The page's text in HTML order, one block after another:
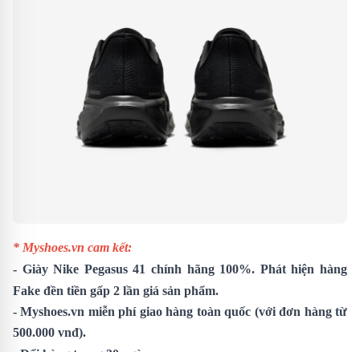
* Myshoes.vn cam kết:
- GiàyNike Pegasus 41 chính hãng 100%. Phát hiện hàng
Fake đền tiền gấp 2 lần giá sản phẩm.
- Myshoes.vn miễn phí giao hàng toàn quốc (với đơn hàng từ
500.000 vnđ).